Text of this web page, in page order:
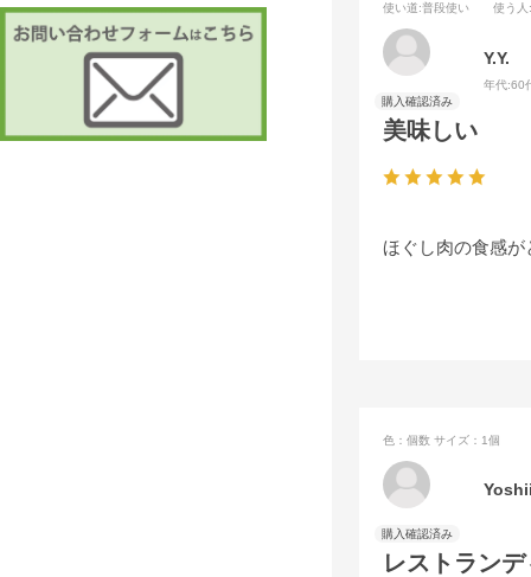
美味しい
使い道:普段使い 使う人
Y.Y.
年代:60
ほぐし肉の食感
レストラン
色：個数 サイズ：1個